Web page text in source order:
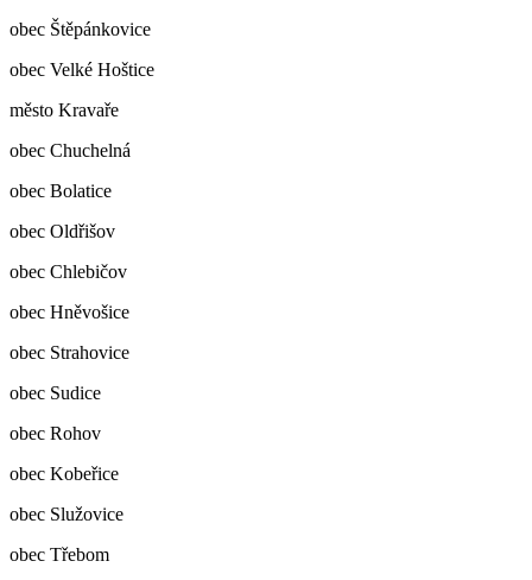
obec Štěpánkovice
obec Velké Hoštice
město Kravaře
obec Chuchelná
obec Bolatice
obec Oldřišov
obec Chlebičov
obec Hněvošice
obec Strahovice
obec Sudice
obec Rohov
obec Kobeřice
obec Služovice
obec Třebom